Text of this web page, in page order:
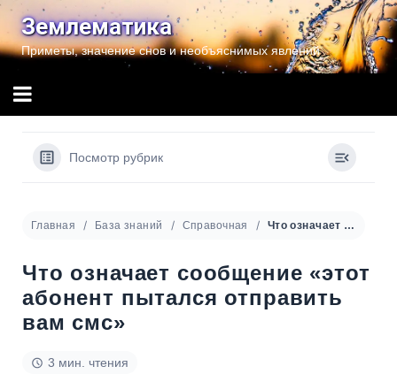
Перейти
содержимому
Землематика
Приметы, значение снов и необъяснимых явлений
Посмотр рубрик
Главная База знаний Справочная Что означает сообщение «этот абонент пытался отправить вам смс»
Что означает сообщение «этот
абонент пытался отправить
вам смс»
3 мин. чтения